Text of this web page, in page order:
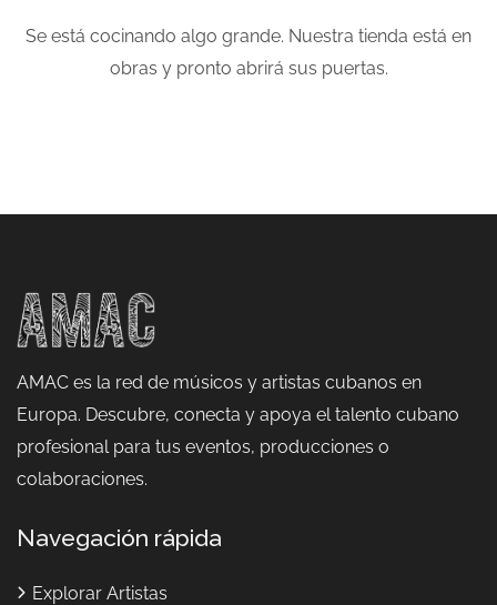
Se está cocinando algo grande. Nuestra tienda está en
obras y pronto abrirá sus puertas.
AMAC es la red de músicos y artistas cubanos en
Europa. Descubre, conecta y apoya el talento cubano
profesional para tus eventos, producciones o
colaboraciones.
Navegación rápida
Explorar Artistas